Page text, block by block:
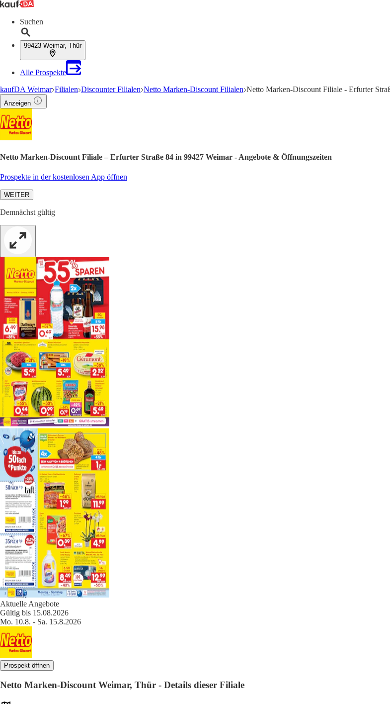
Suchen
99423 Weimar, Thür
Alle Prospekte
kaufDA Weimar Filialen Discounter Filialen Netto Marken-Discount Filialen Netto Marken-Discount Filiale - Erfurter
Anzeigen
Netto Marken-Discount Filiale – Erfurter Straße 84 in 99427 Weimar - Angebote & Öffnungszeiten
Prospekte in der kostenlosen App öffnen
WEITER
Demnächst gültig
Aktuelle Angebote
Gültig bis 15.08.2026
Mo. 10.8. - Sa. 15.8.2026
Prospekt öffnen
Netto Marken-Discount Weimar, Thür - Details dieser Filiale